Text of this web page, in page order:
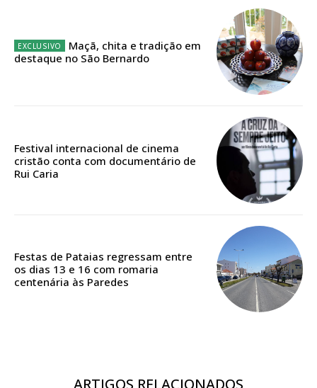
Edição em papel entregue à Quinta-feira em sua
Ofertas para assinatura anual
ASSINATURA
DIGITAL ANUAL
Maçã, chita e tradição em
destaque no São Bernardo
Festival internacional de cinema
cristão conta com documentário de
Rui Caria
Festas de Pataias regressam entre
os dias 13 e 16 com romaria
centenária às Paredes